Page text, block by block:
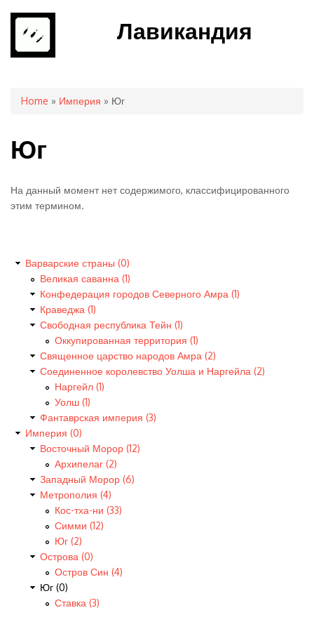
Лавикандия
You are here
Home » Империя » Юг
Юг
На данный момент нет содержимого, классифицированного
этим термином.
Варварские страны (0)
Великая саванна (1)
Конфедерация городов Северного Амра (1)
Краведжа (1)
Свободная республика Тейн (1)
Оккупированная территория (1)
Священное царство народов Амра (2)
Соединенное королевство Уолша и Наргейла (2)
Наргейл (1)
Уолш (1)
Фантаврская империя (3)
Империя (0)
Восточный Морор (12)
Архипелаг (2)
Западный Морор (6)
Метрополия (4)
Кос-тха-ни (33)
Симми (12)
Юг (2)
Острова (0)
Остров Син (4)
Юг (0)
Ставка (3)